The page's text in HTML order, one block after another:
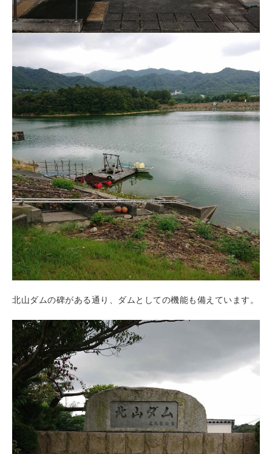
北山ダムの碑がある通り、ダムとしての機能も備えています。